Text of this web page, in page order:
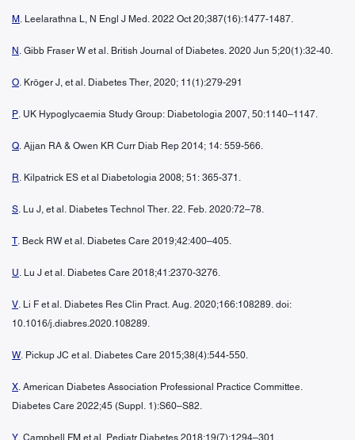
M . Leelarathna L, N Engl J Med. 2022 Oct 20;387(16):1477-1487.
N . Gibb Fraser W et al. British Journal of Diabetes. 2020 Jun 5;20(1):32-40.
O. Kröger J, et al. Diabetes Ther, 2020; 11(1):279-291
P. UK Hypoglycaemia Study Group: Diabetologia 2007, 50:1140–1147.
Q. Ajjan RA & Owen KR Curr Diab Rep 2014; 14: 559-566.
R. Kilpatrick ES et al Diabetologia 2008; 51: 365-371.
S. Lu J, et al. Diabetes Technol Ther. 22. Feb. 2020:72–78.
T. Beck RW et al. Diabetes Care 2019;42:400–405.
U. Lu J et al. Diabetes Care 2018;41:2370-3276.
V. Li F et al. Diabetes Res Clin Pract. Aug. 2020;166:108289. doi:
10.1016/j.diabres.2020.108289.
W. Pickup JC et al. Diabetes Care 2015;38(4):544-550.
X. American Diabetes Association Professional Practice Committee.
Diabetes Care 2022;45 (Suppl. 1):S60–S82.
Y. Campbell FM et al. Pediatr Diabetes 2018;19(7):1294–301.